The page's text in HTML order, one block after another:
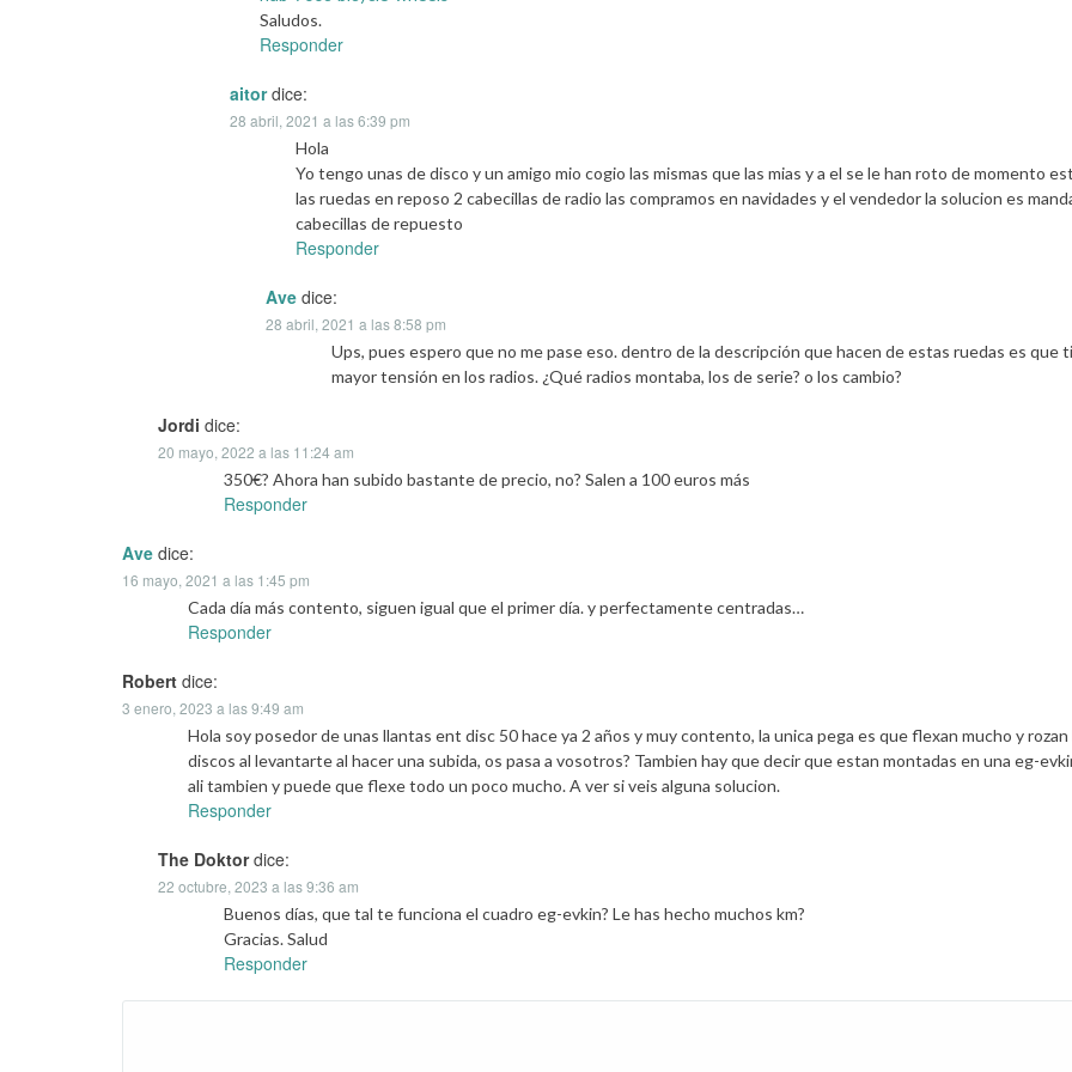
Saludos.
Responder
aitor dice:
28 abril, 2021 a las 6:39 pm
Hola
Yo tengo unas de disco y un amigo mio cogio las mismas que las mias y a el se le han roto de momento
las ruedas en reposo 2 cabecillas de radio las compramos en navidades y el vendedor la solucion es
cabecillas de repuesto
Responder
Ave dice:
28 abril, 2021 a las 8:58 pm
Ups, pues espero que no me pase eso. dentro de la descripción que hacen de estas ruedas es que
mayor tensión en los radios. ¿Qué radios montaba, los de serie? o los cambio?
Jordi dice:
20 mayo, 2022 a las 11:24 am
350€? Ahora han subido bastante de precio, no? Salen a 100 euros más
Responder
Ave dice:
16 mayo, 2021 a las 1:45 pm
Cada día más contento, siguen igual que el primer día. y perfectamente centradas…
Responder
Robert dice:
3 enero, 2023 a las 9:49 am
Hola soy posedor de unas llantas ent disc 50 hace ya 2 años y muy contento, la unica pega es que flexan mucho y rozan
discos al levantarte al hacer una subida, os pasa a vosotros? Tambien hay que decir que estan montadas en una eg-
ali tambien y puede que flexe todo un poco mucho. A ver si veis alguna solucion.
Responder
The Doktor dice:
22 octubre, 2023 a las 9:36 am
Buenos días, que tal te funciona el cuadro eg-evkin? Le has hecho muchos km?
Gracias. Salud
Responder